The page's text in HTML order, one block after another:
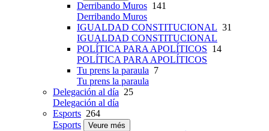
Derribando Muros 141
Derribando Muros
IGUALDAD CONSTITUCIONAL 31
IGUALDAD CONSTITUCIONAL
POLÍTICA PARA APOLÍTICOS 14
POLÍTICA PARA APOLÍTICOS
Tu prens la paraula 7
Tu prens la paraula
Delegación al día 25
Delegación al día
Esports 264
Esports
Veure més